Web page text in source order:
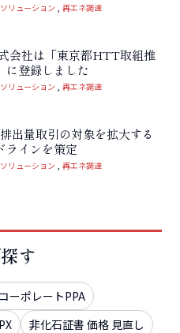
リューション 再エネ調達
会社は「東京都HTT取組推
に登録しました
リューション 再エネ調達
出量取引の対象を拡大する
ラインを策定
リューション 再エネ調達
す
コーポレートPPA
非化石証書 価格 見直し